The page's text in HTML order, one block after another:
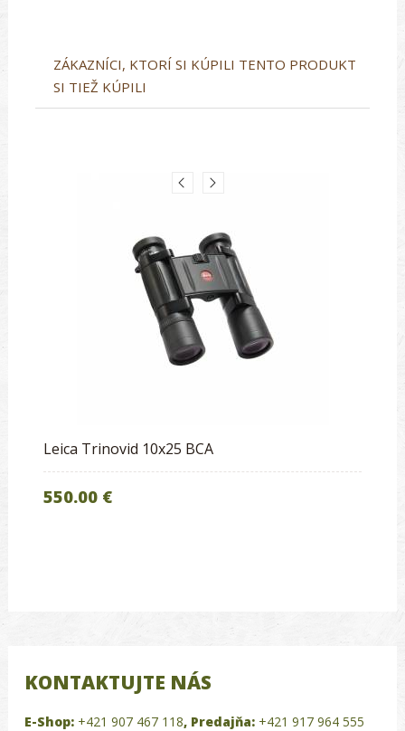
ZÁKAZNÍCI, KTORÍ SI KÚPILI TENTO PRODUKT
SI TIEŽ KÚPILI
Leica Trinovid 10x25 BCA
550.00 €
KONTAKTUJTE NÁS
E-Shop: +421 907 467 118, Predajňa: +421 917 964 555